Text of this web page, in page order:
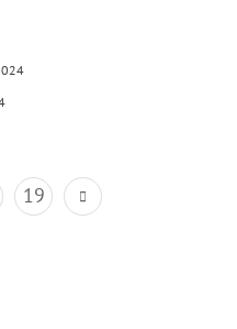
19